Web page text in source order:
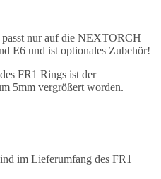
nur auf die NEXTORCH
E6 und ist optionales Zubehör!
FR1 Rings ist der
5mm vergrößert worden.
im Lieferumfang des FR1